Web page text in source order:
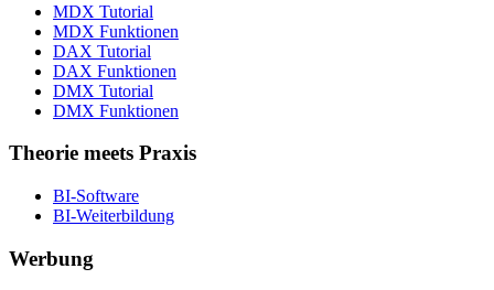
MDX Tutorial
MDX Funktionen
DAX Tutorial
DAX Funktionen
DMX Tutorial
DMX Funktionen
Theorie meets Praxis
BI-Software
BI-Weiterbildung
Werbung